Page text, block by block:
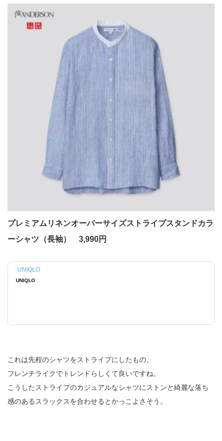
プレミアムリネンオーバーサイズストライプスタンドカラ
ーシャツ（長袖） 3,990円
UNIQLO
UNIQLO
これは先程のシャツをストライプにしたもの。
フレンチライクでトレンドらしくて良いですね。
こうしたストライプのカジュアルなシャツにストンと綺麗な落ち
感のあるスラックスを合わせるとかっこよさそう。